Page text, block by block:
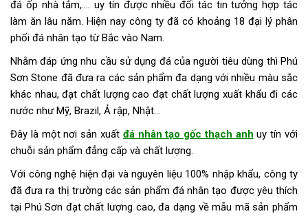
đá ốp nhà tắm,…. uy tín được nhiều đối tác tin tưởng hợp tác
làm ăn lâu năm. Hiện nay công ty đã có khoảng 18 đại lý phân
phối đá nhân tạo từ Bắc vào Nam.
Nhằm đáp ứng nhu cầu sử dụng đá của người tiêu dùng thì Phú
Sơn Stone đã đưa ra các sản phẩm đa dạng với nhiều màu sắc
khác nhau, đạt chất lượng cao đạt chất lượng xuất khẩu đi các
nước như Mỹ, Brazil, Ả rập, Nhật…
Đây là một nơi sản xuất đá nhân tạo gốc thạch anh uy tín với
chuỗi sản phẩm đẳng cấp và chất lượng.
Với công nghệ hiện đại và nguyên liệu 100% nhập khẩu, công ty
đã đưa ra thị trường các sản phẩm đá nhân tạo được yêu thích
tại Phú Sơn đạt chất lượng cao, đa dạng về mẫu mã sản phẩm